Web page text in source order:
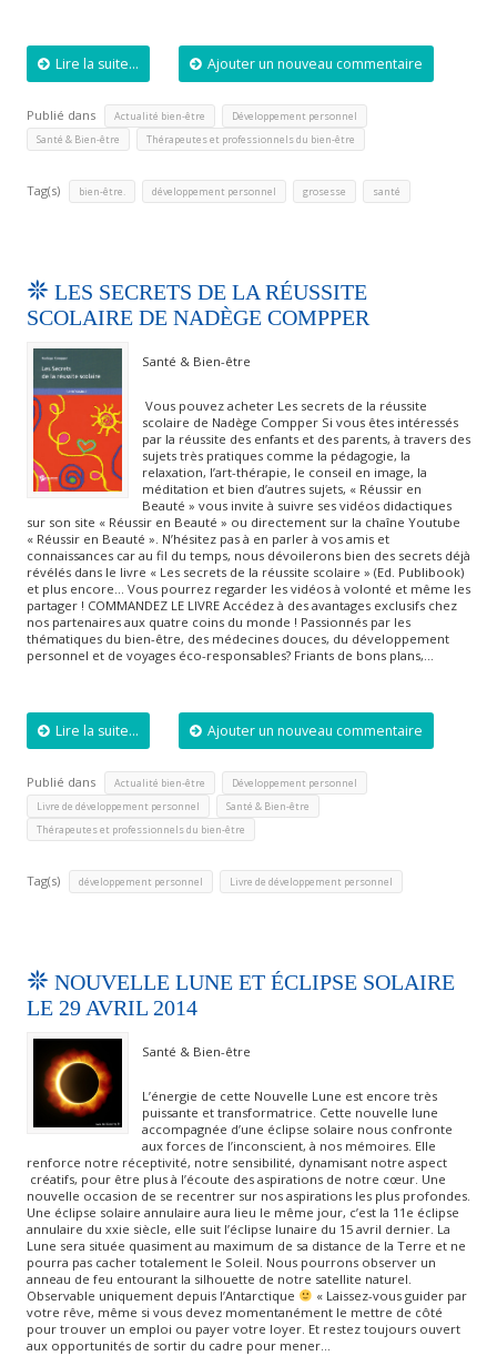
Lire la suite... Ajouter un nouveau commentaire
Publié dans Actualité bien-être Développement personnel
Santé & Bien-être Thérapeutes et professionnels du bien-être
Tag(s) bien-être. développement personnel grosesse santé
LES SECRETS DE LA RÉUSSITE
SCOLAIRE DE NADÈGE COMPPER
Santé & Bien-être
Vous pouvez acheter Les secrets de la réussite
scolaire de Nadège Compper Si vous êtes intéressés
par la réussite des enfants et des parents, à travers des
sujets très pratiques comme la pédagogie, la
relaxation, l’art-thérapie, le conseil en image, la
méditation et bien d’autres sujets, « Réussir en
Beauté » vous invite à suivre ses vidéos didactiques
sur son site « Réussir en Beauté » ou directement sur la chaîne Youtube
« Réussir en Beauté ». N’hésitez pas à en parler à vos amis et
connaissances car au fil du temps, nous dévoilerons bien des secrets déjà
révélés dans le livre « Les secrets de la réussite scolaire » (Ed. Publibook)
et plus encore… Vous pourrez regarder les vidéos à volonté et même les
partager ! COMMANDEZ LE LIVRE Accédez à des avantages exclusifs chez
nos partenaires aux quatre coins du monde ! Passionnés par les
thématiques du bien-être, des médecines douces, du développement
personnel et de voyages éco-responsables? Friants de bons plans,…
Lire la suite... Ajouter un nouveau commentaire
Publié dans Actualité bien-être Développement personnel
Livre de développement personnel Santé & Bien-être
Thérapeutes et professionnels du bien-être
Tag(s) développement personnel Livre de développement personnel
NOUVELLE LUNE ET ÉCLIPSE SOLAIRE
LE 29 AVRIL 2014
Santé & Bien-être
L’énergie de cette Nouvelle Lune est encore très
puissante et transformatrice. Cette nouvelle lune
accompagnée d’une éclipse solaire nous confronte
aux forces de l’inconscient, à nos mémoires. Elle
renforce notre réceptivité, notre sensibilité, dynamisant notre aspect
créatifs, pour être plus à l’écoute des aspirations de notre cœur. Une
nouvelle occasion de se recentrer sur nos aspirations les plus profondes.
Une éclipse solaire annulaire aura lieu le même jour, c’est la 11e éclipse
annulaire du xxie siècle, elle suit l’éclipse lunaire du 15 avril dernier. La
Lune sera située quasiment au maximum de sa distance de la Terre et ne
pourra pas cacher totalement le Soleil. Nous pourrons observer un
anneau de feu entourant la silhouette de notre satellite naturel.
Observable uniquement depuis l’Antarctique
« Laissez-vous guider par
votre rêve, même si vous devez momentanément le mettre de côté
pour trouver un emploi ou payer votre loyer. Et restez toujours ouvert
aux opportunités de sortir du cadre pour mener…